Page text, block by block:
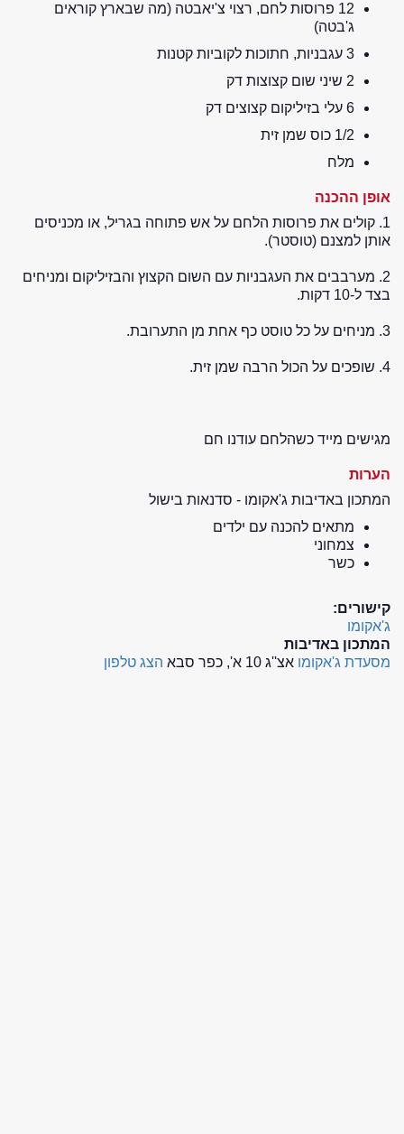
12 פרוסות לחם, רצוי צ'יאבטה (מה שבארץ קוראים
ג'בטה)
3 עגבניות, חתוכות לקוביות קטנות
2 שיני שום קצוצות דק
6 עלי בזיליקום קצוצים דק
1/2 כוס שמן זית
מלח
אופן ההכנה
1. קולים את פרוסות הלחם על אש פתוחה בגריל, או מכניסים
אותן למצנם (טוסטר).
2. מערבבים את העגבניות עם השום הקצוץ והבזיליקום ומניחים
בצד ל-10 דקות.
3. מניחים על כל טוסט כף אחת מן התערובת.
4. שופכים על הכול הרבה שמן זית.
מגישים מייד כשהלחם עודנו חם
הערות
המתכון באדיבות ג'אקומו - סדנאות בישול
מתאים להכנה עם ילדים
צמחוני
כשר
קישורים:
ג'אקומו
המתכון באדיבות
מסעדת ג'אקומו אצ''ג 10 א', כפר סבא הצג טלפון